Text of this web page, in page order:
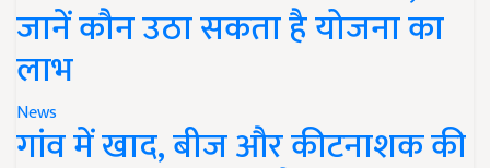
जानें कौन उठा सकता है योजना का
लाभ
News
गांव में खाद, बीज और कीटनाशक की